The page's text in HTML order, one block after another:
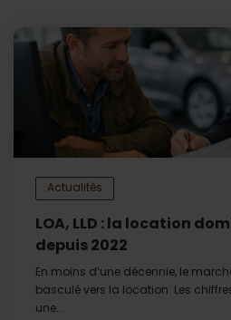
Actualités
LOA, LLD : la location
depuis 2022
En moins d’une décennie, le
basculé vers la location. Les
une...